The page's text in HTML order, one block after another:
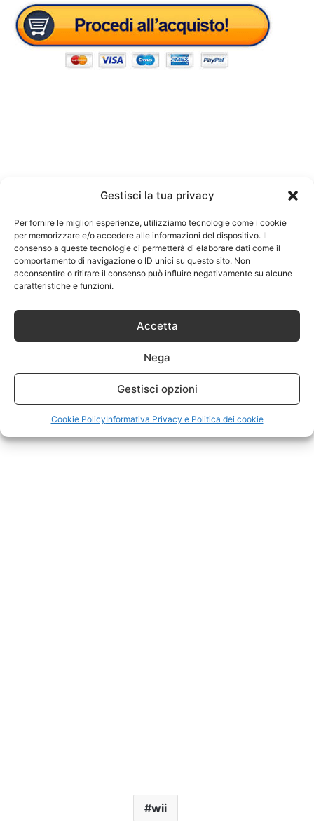
Gestisci la tua privacy
Per fornire le migliori esperienze, utilizziamo tecnologie come i cookie
per memorizzare e/o accedere alle informazioni del dispositivo. Il
consenso a queste tecnologie ci permetterà di elaborare dati come il
comportamento di navigazione o ID unici su questo sito. Non
acconsentire o ritirare il consenso può influire negativamente su alcune
caratteristiche e funzioni.
Accetta
Nega
Gestisci opzioni
Cookie PolicyInformativa Privacy e Politica dei cookie
wii